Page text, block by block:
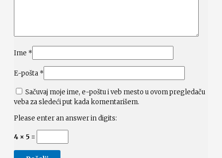
Ime *
E-pošta *
Sačuvaj moje ime, e-poštu i veb mesto u ovom pregledaču
veba za sledeći put kada komentarišem.
Please enter an answer in digits:
4 × 5 =